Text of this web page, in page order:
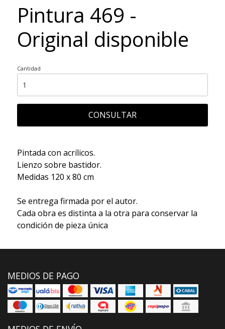
Pintura 469 -
Original disponible
Cantidad
CONSULTAR
Pintada con acrílicos.
Lienzo sobre bastidor.
Medidas 120 x 80 cm
Se entrega firmada por el autor.
Cada obra es distinta a la otra para conservar la
condición de pieza única
MEDIOS DE PAGO